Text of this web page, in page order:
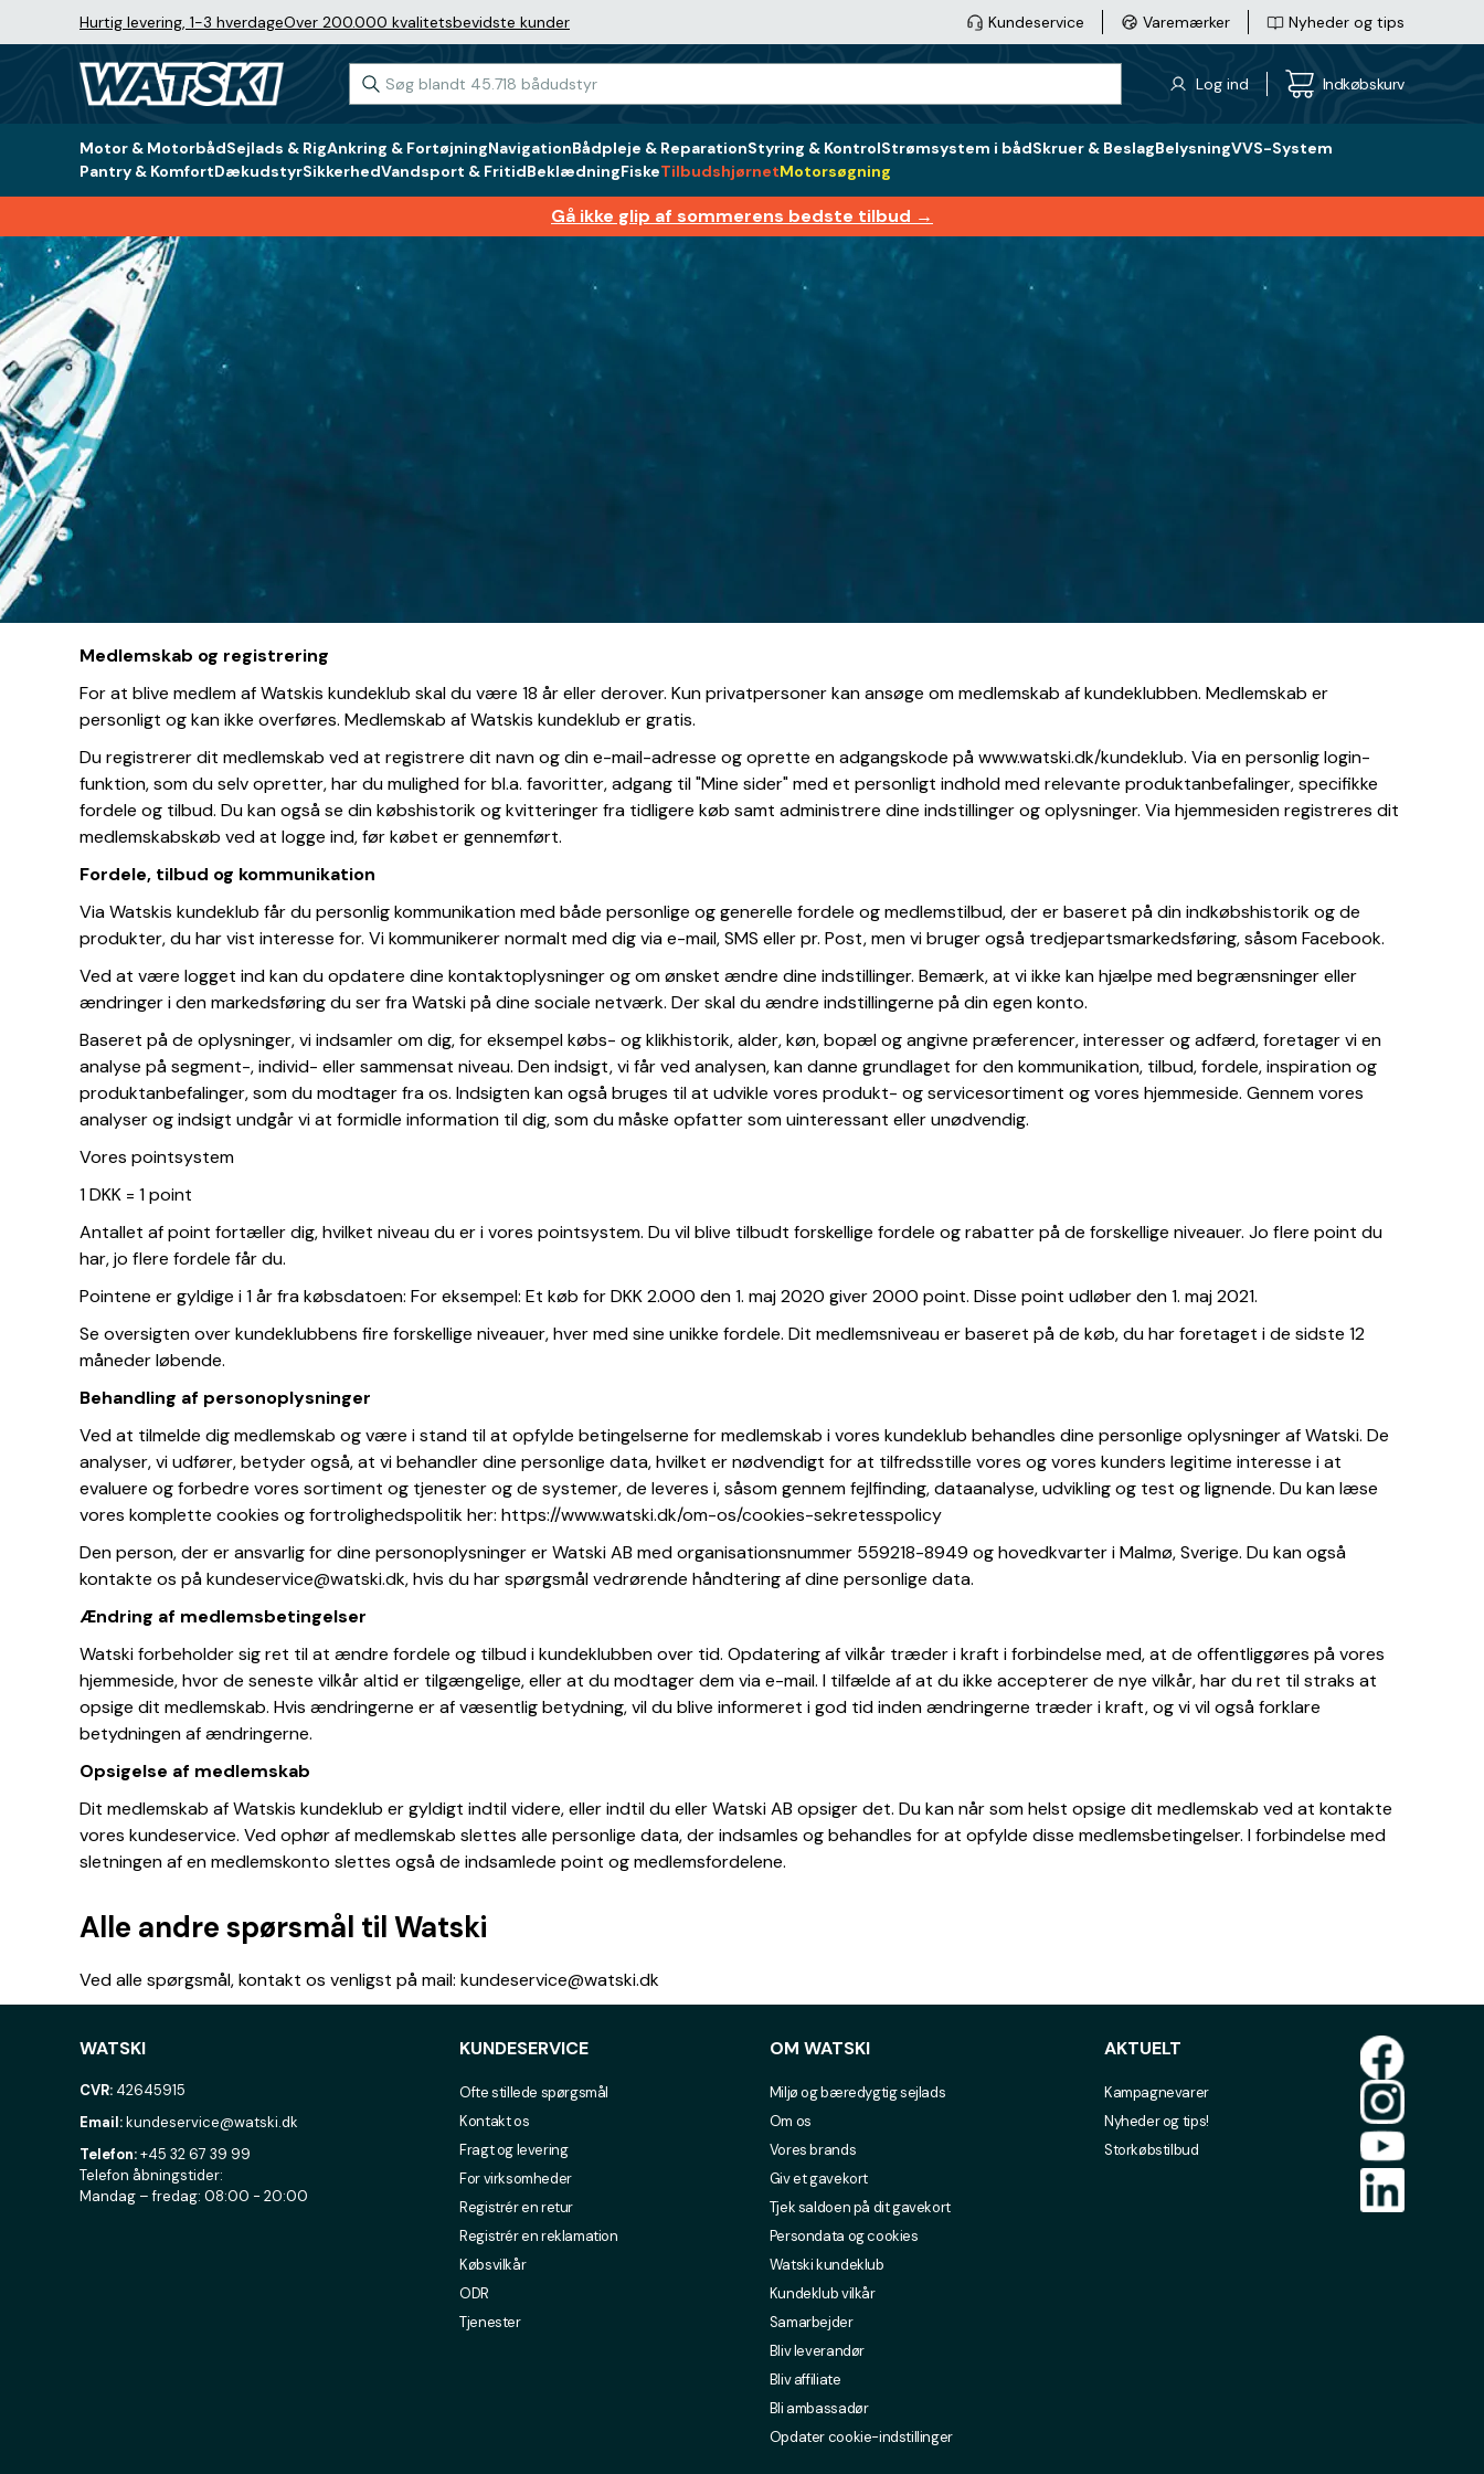
Hurtig levering, 1-3 hverdageOver 200.000 kvalitetsbevidste kunder Kundeservice Varemærker Nyheder og tips
Log ind Indkøbskurv
Motor & MotorbådSejlads & RigAnkring & FortøjningNavigationBådpleje & ReparationStyring & KontrolStrømsystem i bådSkruer & BeslagBelysningVVS-System
Pantry & KomfortDækudstyrSikkerhedVandsport & FritidBeklædningFiskeTilbudshjørnetMotorsøgning
Gå ikke glip af sommerens bedste tilbud →
Medlemskab og registrering
For at blive medlem af Watskis kundeklub skal du være 18 år eller derover. Kun privatpersoner kan ansøge om medlemskab af kundeklubben. Medlemskab er
personligt og kan ikke overføres. Medlemskab af Watskis kundeklub er gratis.
Du registrerer dit medlemskab ved at registrere dit navn og din e-mail-adresse og oprette en adgangskode på www.watski.dk/kundeklub. Via en personlig login-
funktion, som du selv opretter, har du mulighed for bl.a. favoritter, adgang til "Mine sider" med et personligt indhold med relevante produktanbefalinger, specifikke
fordele og tilbud. Du kan også se din købshistorik og kvitteringer fra tidligere køb samt administrere dine indstillinger og oplysninger. Via hjemmesiden registreres dit
medlemskabskøb ved at logge ind, før købet er gennemført.
Fordele, tilbud og kommunikation
Via Watskis kundeklub får du personlig kommunikation med både personlige og generelle fordele og medlemstilbud, der er baseret på din indkøbshistorik og de
produkter, du har vist interesse for. Vi kommunikerer normalt med dig via e-mail, SMS eller pr. Post, men vi bruger også tredjepartsmarkedsføring, såsom Facebook.
Ved at være logget ind kan du opdatere dine kontaktoplysninger og om ønsket ændre dine indstillinger. Bemærk, at vi ikke kan hjælpe med begrænsninger eller
ændringer i den markedsføring du ser fra Watski på dine sociale netværk. Der skal du ændre indstillingerne på din egen konto.
Baseret på de oplysninger, vi indsamler om dig, for eksempel købs- og klikhistorik, alder, køn, bopæl og angivne præferencer, interesser og adfærd, foretager vi en
analyse på segment-, individ- eller sammensat niveau. Den indsigt, vi får ved analysen, kan danne grundlaget for den kommunikation, tilbud, fordele, inspiration og
produktanbefalinger, som du modtager fra os. Indsigten kan også bruges til at udvikle vores produkt- og servicesortiment og vores hjemmeside. Gennem vores
analyser og indsigt undgår vi at formidle information til dig, som du måske opfatter som uinteressant eller unødvendig.
Vores pointsystem
1 DKK = 1 point
Antallet af point fortæller dig, hvilket niveau du er i vores pointsystem. Du vil blive tilbudt forskellige fordele og rabatter på de forskellige niveauer. Jo flere point du
har, jo flere fordele får du.
Pointene er gyldige i 1 år fra købsdatoen: For eksempel: Et køb for DKK 2.000 den 1. maj 2020 giver 2000 point. Disse point udløber den 1. maj 2021.
Se oversigten over kundeklubbens fire forskellige niveauer, hver med sine unikke fordele. Dit medlemsniveau er baseret på de køb, du har foretaget i de sidste 12
måneder løbende.
Behandling af personoplysninger
Ved at tilmelde dig medlemskab og være i stand til at opfylde betingelserne for medlemskab i vores kundeklub behandles dine personlige oplysninger af Watski. De
analyser, vi udfører, betyder også, at vi behandler dine personlige data, hvilket er nødvendigt for at tilfredsstille vores og vores kunders legitime interesse i at
evaluere og forbedre vores sortiment og tjenester og de systemer, de leveres i, såsom gennem fejlfinding, dataanalyse, udvikling og test og lignende. Du kan læse
vores komplette cookies og fortrolighedspolitik her: https://www.watski.dk/om-os/cookies-sekretesspolicy
Den person, der er ansvarlig for dine personoplysninger er Watski AB med organisationsnummer 559218-8949 og hovedkvarter i Malmø, Sverige. Du kan også
kontakte os på kundeservice@watski.dk, hvis du har spørgsmål vedrørende håndtering af dine personlige data.
Ændring af medlemsbetingelser
Watski forbeholder sig ret til at ændre fordele og tilbud i kundeklubben over tid. Opdatering af vilkår træder i kraft i forbindelse med, at de offentliggøres på vores
hjemmeside, hvor de seneste vilkår altid er tilgængelige, eller at du modtager dem via e-mail. I tilfælde af at du ikke accepterer de nye vilkår, har du ret til straks at
opsige dit medlemskab. Hvis ændringerne er af væsentlig betydning, vil du blive informeret i god tid inden ændringerne træder i kraft, og vi vil også forklare
betydningen af ​​ændringerne.
Opsigelse af medlemskab
Dit medlemskab af Watskis kundeklub er gyldigt indtil videre, eller indtil du eller Watski AB opsiger det. Du kan når som helst opsige dit medlemskab ved at kontakte
vores kundeservice. Ved ophør af medlemskab slettes alle personlige data, der indsamles og behandles for at opfylde disse medlemsbetingelser. I forbindelse med
sletningen af ​​en medlemskonto slettes også de indsamlede point og medlemsfordelene.
Alle andre spørsmål til Watski
Ved alle spørgsmål, kontakt os venligst på mail: kundeservice@watski.dk
WATSKI
CVR: 42645915
Email:kundeservice@watski.dk
Telefon:+45 32 67 39 99
Telefon åbningstider:
Mandag – fredag: 08:00 - 20:00
KUNDESERVICE
Ofte stillede spørgsmål
Kontakt os
Fragt og levering
For virksomheder
Registrér en retur
Registrér en reklamation
Købsvilkår
ODR
Tjenester
OM WATSKI
Miljø og bæredygtig sejlads
Om os
Vores brands
Giv et gavekort
Tjek saldoen på dit gavekort
Persondata og cookies
Watski kundeklub
Kundeklub vilkår
Samarbejder
Bliv leverandør
Bliv affiliate
Bli ambassadør
Opdater cookie-indstillinger
AKTUELT
Kampagnevarer
Nyheder og tips!
Storkøbstilbud